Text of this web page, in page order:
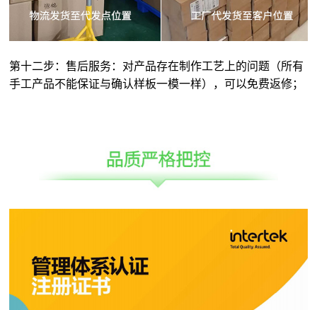
第十二步：售后服务：对产品存在制作工艺上的问题（所有
手工产品不能保证与确认样板一模一样），可以免费返修；